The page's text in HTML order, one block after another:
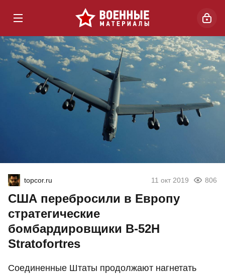
topcor.ru 11 окт 2019 806
США перебросили в Европу
стратегические
бомбардировщики B-52H
Stratofortres
Соединенные Штаты продолжают нагнетать